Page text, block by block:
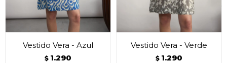
Vestido Vera - Azul
$ 1.290
Vestido Vera - Verde
$ 1.290